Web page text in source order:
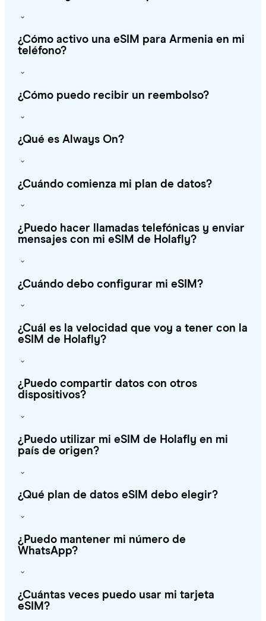
¿Cómo activo una eSIM para Armenia en mi
teléfono?
¿Cómo puedo recibir un reembolso?
¿Qué es Always On?
¿Cuándo comienza mi plan de datos?
¿Puedo hacer llamadas telefónicas y enviar
mensajes con mi eSIM de Holafly?
¿Cuándo debo configurar mi eSIM?
¿Cuál es la velocidad que voy a tener con la
eSIM de Holafly?
¿Puedo compartir datos con otros
dispositivos?
¿Puedo utilizar mi eSIM de Holafly en mi
país de origen?
¿Qué plan de datos eSIM debo elegir?
¿Puedo mantener mi número de
WhatsApp?
¿Cuántas veces puedo usar mi tarjeta
eSIM?